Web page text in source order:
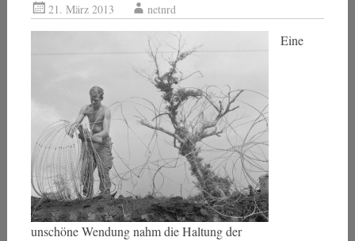
21. März 2013 netnrd
Eine
unschöne Wendung nahm die Haltung der